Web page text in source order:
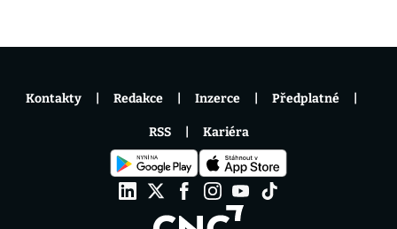
Kontakty Redakce Inzerce Předplatné
RSS Kariéra